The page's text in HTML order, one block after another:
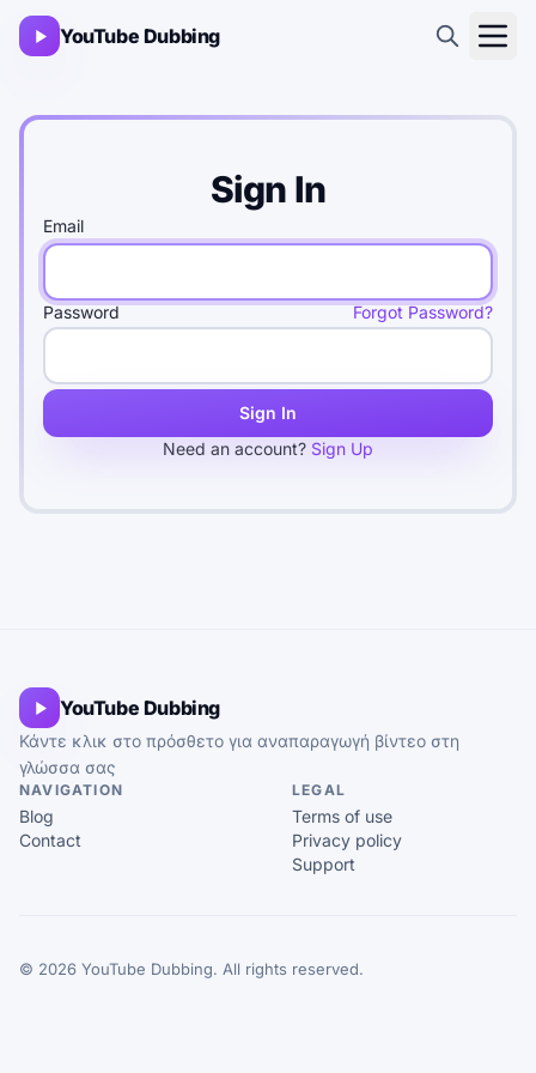
YouTube Dubbing
Sign In
Email
Password Forgot Password?
Sign In
Need an account? Sign Up
YouTube Dubbing
Κάντε κλικ στο πρόσθετο για αναπαραγωγή βίντεο στη
γλώσσα σας
NAVIGATION
Blog
Contact
LEGAL
Terms of use
Privacy policy
Support
© 2026 YouTube Dubbing. All rights reserved.